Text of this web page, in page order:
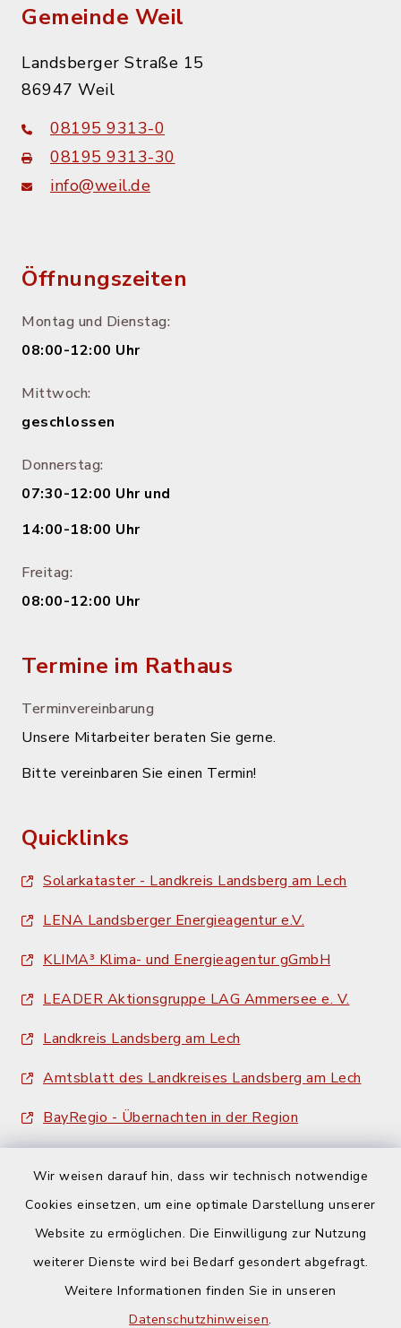
Wir weisen darauf hin, dass wir technisch notwendige
Cookies einsetzen, um eine optimale Darstellung unserer
Website zu ermöglichen. Die Einwilligung zur Nutzung
weiterer Dienste wird bei Bedarf gesondert abgefragt.
Weitere Informationen finden Sie in unseren
Datenschutzhinweisen.
Gemeinde Weil
Landsberger Straße 15
86947 Weil
08195 9313-0
08195 9313-30
info@weil.de
Öffnungszeiten
Montag und Dienstag:
08:00-12:00 Uhr
Mittwoch:
geschlossen
Donnerstag:
07:30-12:00 Uhr und
14:00-18:00 Uhr
Freitag:
08:00-12:00 Uhr
Termine im Rathaus
Terminvereinbarung
Unsere Mitarbeiter beraten Sie gerne.
Bitte vereinbaren Sie einen Termin!
Quicklinks
Solarkataster - Landkreis Landsberg am Lech
LENA Landsberger Energieagentur e.V.
KLIMA³ Klima- und Energieagentur gGmbH
LEADER Aktionsgruppe LAG Ammersee e. V.
Landkreis Landsberg am Lech
Amtsblatt des Landkreises Landsberg am Lech
BayRegio - Übernachten in der Region
Barrierefreiheit